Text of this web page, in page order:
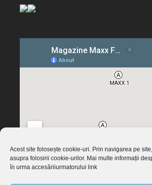
Acest site folosește cookie-uri. Prin navigarea pe
asupra folosirii cookie-urilor. Mai multe informații
în urma accesăriiurmatorului link